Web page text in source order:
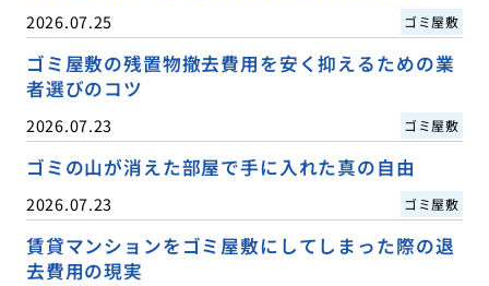
2026.07.25 ゴミ屋敷
ゴミ屋敷の残置物撤去費用を安く抑えるための業
者選びのコツ
2026.07.23 ゴミ屋敷
ゴミの山が消えた部屋で手に入れた真の自由
2026.07.23 ゴミ屋敷
賃貸マンションをゴミ屋敷にしてしまった際の退
去費用の現実